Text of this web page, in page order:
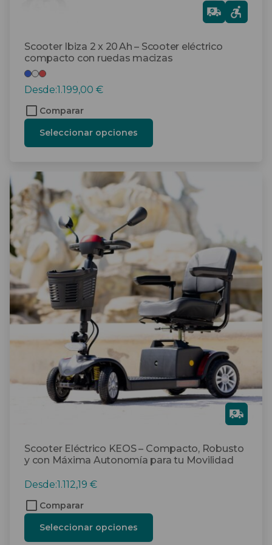
Scooter Ibiza 2 x 20 Ah – Scooter eléctrico
compacto con ruedas macizas
Gra
tis
Desde:1.199,00 €
Comparar
Seleccionar opciones
Scooter Eléctrico KEOS – Compacto, Robusto
y con Máxima Autonomía para tu Movilidad
Gra
tis
Desde:1.112,19 €
Comparar
Seleccionar opciones
Este
producto
múltiples
variantes.
opciones
se
pueden
página
producto